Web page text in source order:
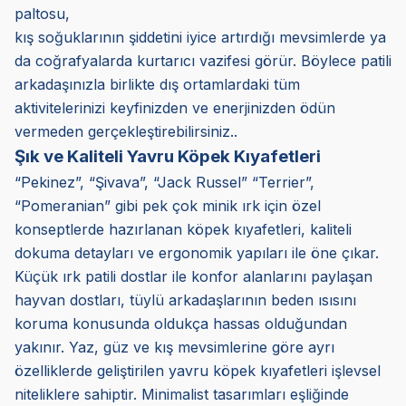
paltosu,
kış soğuklarının şiddetini iyice artırdığı mevsimlerde ya
da coğrafyalarda kurtarıcı vazifesi görür. Böylece patili
arkadaşınızla birlikte dış ortamlardaki tüm
aktivitelerinizi keyfinizden ve enerjinizden ödün
vermeden gerçekleştirebilirsiniz..
Şık ve Kaliteli Yavru Köpek Kıyafetleri
“Pekinez”, “Şivava”, “Jack Russel” “Terrier”,
“Pomeranian” gibi pek çok minik ırk için özel
konseptlerde hazırlanan köpek kıyafetleri, kaliteli
dokuma detayları ve ergonomik yapıları ile öne çıkar.
Küçük ırk patili dostlar ile konfor alanlarını paylaşan
hayvan dostları, tüylü arkadaşlarının beden ısısını
koruma konusunda oldukça hassas olduğundan
yakınır. Yaz, güz ve kış mevsimlerine göre ayrı
özelliklerde geliştirilen yavru köpek kıyafetleri işlevsel
niteliklere sahiptir. Minimalist tasarımları eşliğinde